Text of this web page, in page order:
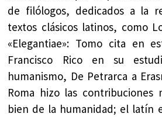
de filólogos, dedicados a la
textos clásicos latinos, como
«Elegantiae»: Tomo cita en
Francisco Rico en su
humanismo, De Petrarca a
Roma hizo las contribuciones
bien de la humanidad; el latín